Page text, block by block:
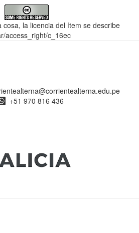
cosa, la licencia del ítem se describe
access_right/c_16ec
+51 970 816 436